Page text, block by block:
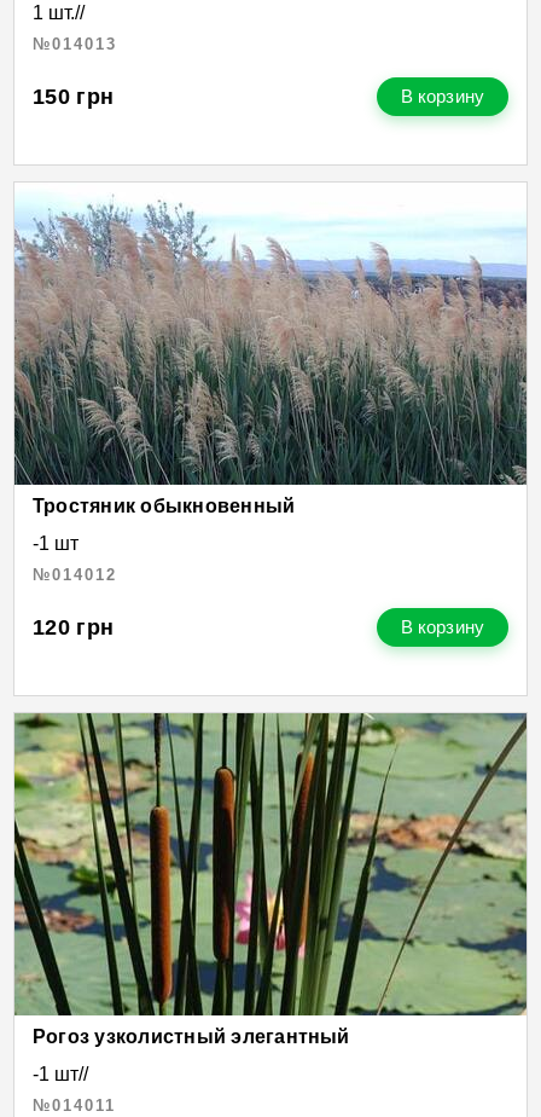
1 шт.//
№014013
150 грн В корзину
Тростяник обыкновенный
-1 шт
№014012
120 грн В корзину
Рогоз узколистный элегантный
-1 шт//
№014011